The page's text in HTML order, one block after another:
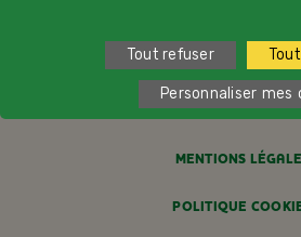
PROFESSIONNELS DE
FAQ
MENTIONS
POLITIQUE
Tout refuser
Personnaliser mes